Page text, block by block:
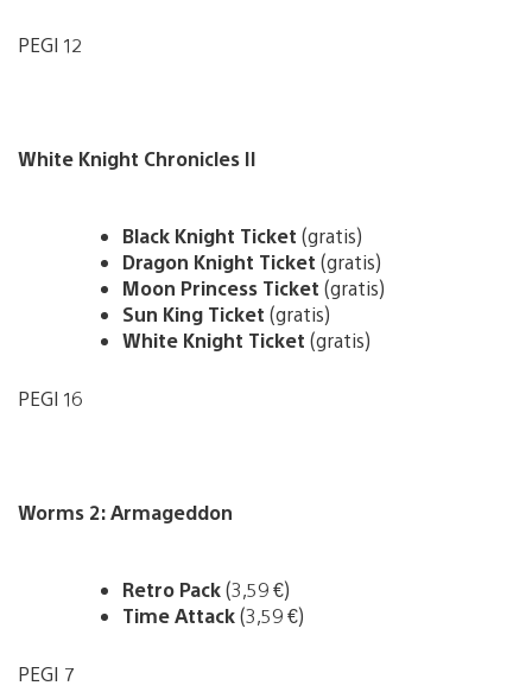
PEGI 12
White Knight Chronicles II
Black Knight Ticket (gratis)
Dragon Knight Ticket (gratis)
Moon Princess Ticket (gratis)
Sun King Ticket (gratis)
White Knight Ticket (gratis)
PEGI 16
Worms 2: Armageddon
Retro Pack(3,59 €)
Time Attack(3,59 €)
PEGI 7